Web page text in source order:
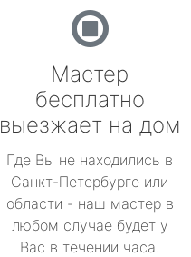
Мастер
бесплатно
выезжает на дом
Где Вы не находились в
Санкт-Петербурге или
области - наш мастер в
любом случае будет у
Вас в течении часа.